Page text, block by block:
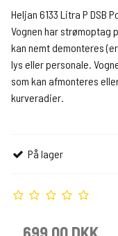
Heljan 6133 Litra P DSB
Vognen har strømoptag
kan nemt demonteres
lys eller personale.
som kan afmonteres
kurveradier.
På lager